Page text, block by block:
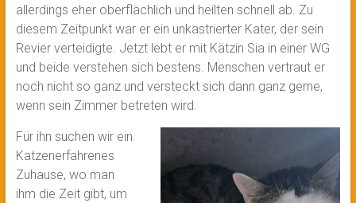
allerdings eher oberflächlich und heilten schnell ab. Zu
diesem Zeitpunkt war er ein unkastrierter Kater, der sein
Revier verteidigte. Jetzt lebt er mit Kätzin Sia in einer WG
und beide verstehen sich bestens. Menschen vertraut er
noch nicht so ganz und versteckt sich dann ganz gerne,
wenn sein Zimmer betreten wird.
Für ihn suchen wir ein
Katzenerfahrenes
Zuhause, wo man
ihm die Zeit gibt, um